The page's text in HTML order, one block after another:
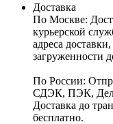
Доставка
По Москве:
курьерской
адреса
загруженности
По России:
СДЭК, ПЭК,
Доставка до
бесплатно.